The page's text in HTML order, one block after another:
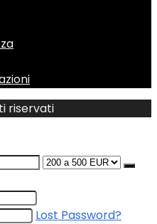
riservati
Lost Password?